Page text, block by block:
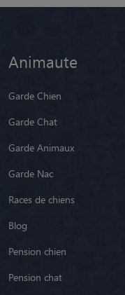
Animaute
Garde Chien
Garde Chat
Garde Animaux
Garde Nac
Races de chiens
Blog
Pension chien
Pension chat